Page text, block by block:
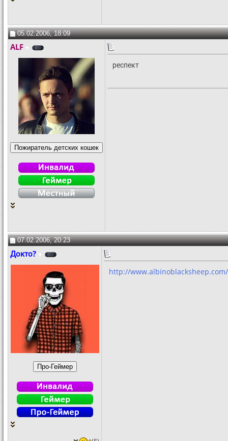
05.02.2006, 18:09
ALF
респект
07.02.2006, 20:23
Докто?
http://